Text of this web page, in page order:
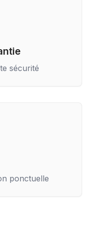
sécurité
ponctuelle